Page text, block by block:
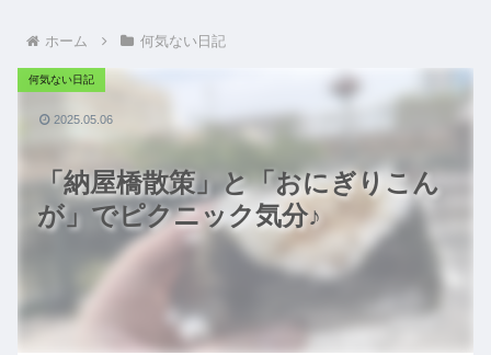
ホーム 何気ない日記
「納屋橋散策」と「おにぎりこん
が」でピクニック気分♪
何気ない日記
2025.05.06